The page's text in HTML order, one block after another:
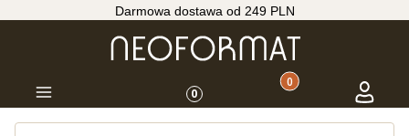
Darmowa dostawa od 249 PLN
Menu 0 Produkty w koszyku:
Koszyk Zaloguj